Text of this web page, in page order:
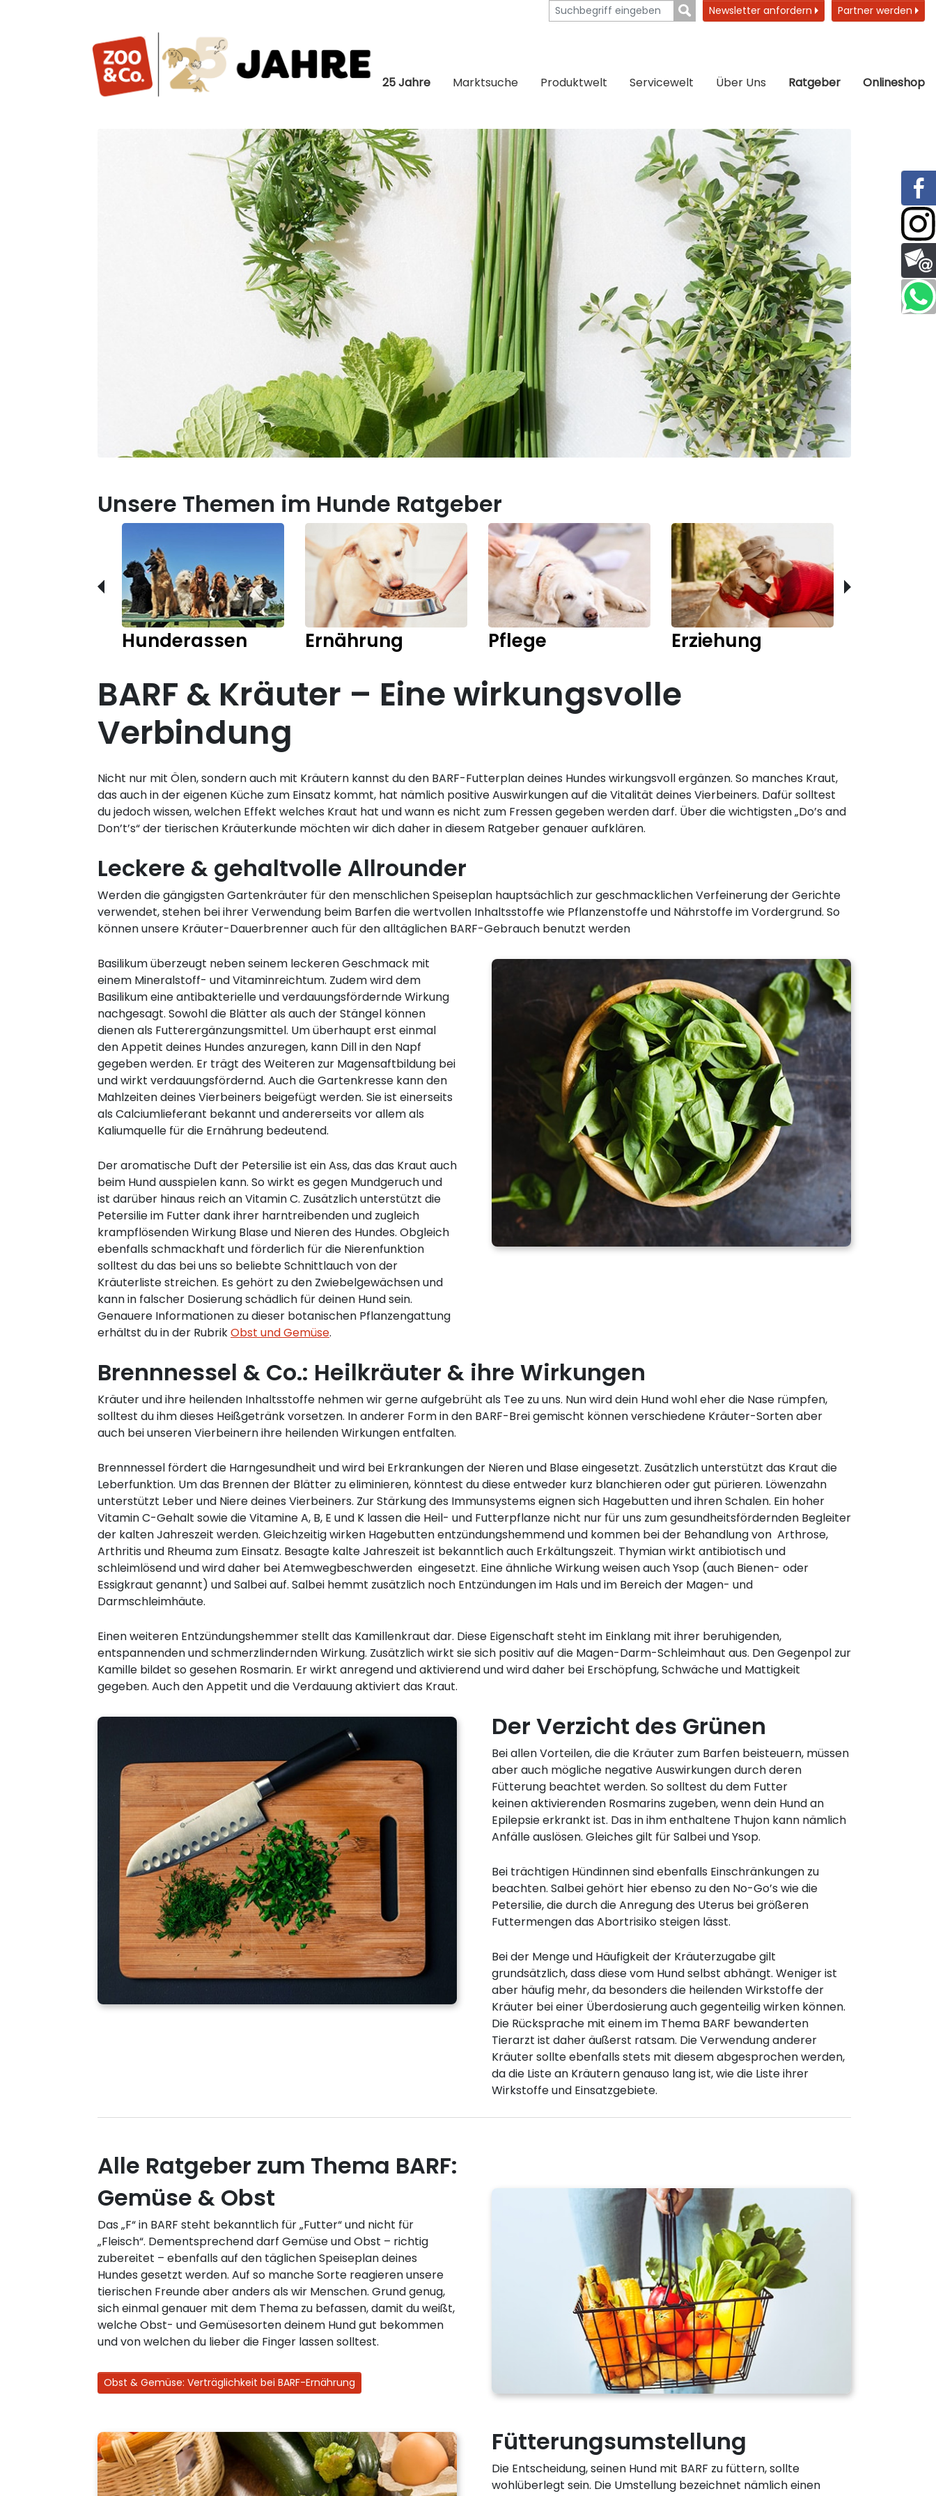
Newsletter anfordern Partner werden
25 Jahre Marktsuche Produktwelt Servicewelt Über Uns Ratgeber Onlineshop
Unsere Themen im Hunde Ratgeber
Hunderassen Ernährung Pflege Erziehung
BARF & Kräuter – Eine wirkungsvolle
Verbindung
Nicht nur mit Ölen, sondern auch mit Kräutern kannst du den BARF-Futterplan deines Hundes wirkungsvoll ergänzen. So manches Kraut,
das auch in der eigenen Küche zum Einsatz kommt, hat nämlich positive Auswirkungen auf die Vitalität deines Vierbeiners. Dafür solltest
du jedoch wissen, welchen Effekt welches Kraut hat und wann es nicht zum Fressen gegeben werden darf. Über die wichtigsten „Do’s and
Don’t’s“ der tierischen Kräuterkunde möchten wir dich daher in diesem Ratgeber genauer aufklären.
Leckere & gehaltvolle Allrounder
Werden die gängigsten Gartenkräuter für den menschlichen Speiseplan hauptsächlich zur geschmacklichen Verfeinerung der Gerichte
verwendet, stehen bei ihrer Verwendung beim Barfen die wertvollen Inhaltsstoffe wie Pflanzenstoffe und Nährstoffe im Vordergrund. So
können unsere Kräuter-Dauerbrenner auch für den alltäglichen BARF-Gebrauch benutzt werden
Basilikum überzeugt neben seinem leckeren Geschmack mit
einem Mineralstoff- und Vitaminreichtum. Zudem wird dem
Basilikum eine antibakterielle und verdauungsfördernde Wirkung
nachgesagt. Sowohl die Blätter als auch der Stängel können
dienen als Futterergänzungsmittel. Um überhaupt erst einmal
den Appetit deines Hundes anzuregen, kann Dill in den Napf
gegeben werden. Er trägt des Weiteren zur Magensaftbildung bei
und wirkt verdauungsfördernd. Auch die Gartenkresse kann den
Mahlzeiten deines Vierbeiners beigefügt werden. Sie ist einerseits
als Calciumlieferant bekannt und andererseits vor allem als
Kaliumquelle für die Ernährung bedeutend.
Der aromatische Duft der Petersilie ist ein Ass, das das Kraut auch
beim Hund ausspielen kann. So wirkt es gegen Mundgeruch und
ist darüber hinaus reich an Vitamin C. Zusätzlich unterstützt die
Petersilie im Futter dank ihrer harntreibenden und zugleich
krampflösenden Wirkung Blase und Nieren des Hundes. Obgleich
ebenfalls schmackhaft und förderlich für die Nierenfunktion
solltest du das bei uns so beliebte Schnittlauch von der
Kräuterliste streichen. Es gehört zu den Zwiebelgewächsen und
kann in falscher Dosierung schädlich für deinen Hund sein.
Genauere Informationen zu dieser botanischen Pflanzengattung
erhältst du in der RubrikObst und Gemüse.
Brennnessel & Co.: Heilkräuter & ihre Wirkungen
Kräuter und ihre heilenden Inhaltsstoffe nehmen wir gerne aufgebrüht als Tee zu uns. Nun wird dein Hund wohl eher die Nase rümpfen,
solltest du ihm dieses Heißgetränk vorsetzen. In anderer Form in den BARF-Brei gemischt können verschiedene Kräuter-Sorten aber
auch bei unseren Vierbeinern ihre heilenden Wirkungen entfalten.
Brennnessel fördert die Harngesundheit und wird bei Erkrankungen der Nieren und Blase eingesetzt. Zusätzlich unterstützt das Kraut die
Leberfunktion. Um das Brennen der Blätter zu eliminieren, könntest du diese entweder kurz blanchieren oder gut pürieren. Löwenzahn
unterstützt Leber und Niere deines Vierbeiners. Zur Stärkung des Immunsystems eignen sich Hagebutten und ihren Schalen. Ein hoher
Vitamin C-Gehalt sowie die Vitamine A, B, E und K lassen die Heil- und Futterpflanze nicht nur für uns zum gesundheitsfördernden Begleiter
der kalten Jahreszeit werden. Gleichzeitig wirken Hagebutten entzündungshemmend und kommen bei der Behandlung von Arthrose,
Arthritis und Rheuma zum Einsatz. Besagte kalte Jahreszeit ist bekanntlich auch Erkältungszeit. Thymian wirkt antibiotisch und
schleimlösend und wird daher bei Atemwegbeschwerden eingesetzt. Eine ähnliche Wirkung weisen auch Ysop (auch Bienen- oder
Essigkraut genannt) und Salbei auf. Salbei hemmt zusätzlich noch Entzündungen im Hals und im Bereich der Magen- und
Darmschleimhäute.
Einen weiteren Entzündungshemmer stellt das Kamillenkraut dar. Diese Eigenschaft steht im Einklang mit ihrer beruhigenden,
entspannenden und schmerzlindernden Wirkung. Zusätzlich wirkt sie sich positiv auf die Magen-Darm-Schleimhaut aus. Den Gegenpol zur
Kamille bildet so gesehen Rosmarin. Er wirkt anregend und aktivierend und wird daher bei Erschöpfung, Schwäche und Mattigkeit
gegeben. Auch den Appetit und die Verdauung aktiviert das Kraut.
Der Verzicht des Grünen
Bei allen Vorteilen, die die Kräuter zum Barfen beisteuern, müssen
aber auch mögliche negative Auswirkungen durch deren
Fütterung beachtet werden. So solltest du dem Futter
keinen aktivierenden Rosmarins zugeben, wenn dein Hund an
Epilepsie erkrankt ist. Das in ihm enthaltene Thujon kann nämlich
Anfälle auslösen. Gleiches gilt für Salbei und Ysop.
Bei trächtigen Hündinnen sind ebenfalls Einschränkungen zu
beachten. Salbei gehört hier ebenso zu den No-Go’s wie die
Petersilie, die durch die Anregung des Uterus bei größeren
Futtermengen das Abortrisiko steigen lässt.
Bei der Menge und Häufigkeit der Kräuterzugabe gilt
grundsätzlich, dass diese vom Hund selbst abhängt. Weniger ist
aber häufig mehr, da besonders die heilenden Wirkstoffe der
Kräuter bei einer Überdosierung auch gegenteilig wirken können.
Die Rücksprache mit einem im Thema BARF bewanderten
Tierarzt ist daher äußerst ratsam. Die Verwendung anderer
Kräuter sollte ebenfalls stets mit diesem abgesprochen werden,
da die Liste an Kräutern genauso lang ist, wie die Liste ihrer
Wirkstoffe und Einsatzgebiete.
Alle Ratgeber zum Thema BARF:
Gemüse & Obst
Das „F“ in BARF steht bekanntlich für „Futter“ und nicht für
„Fleisch“. Dementsprechend darf Gemüse und Obst – richtig
zubereitet – ebenfalls auf den täglichen Speiseplan deines
Hundes gesetzt werden. Auf so manche Sorte reagieren unsere
tierischen Freunde aber anders als wir Menschen. Grund genug,
sich einmal genauer mit dem Thema zu befassen, damit du weißt,
welche Obst- und Gemüsesorten deinem Hund gut bekommen
und von welchen du lieber die Finger lassen solltest.
Obst & Gemüse: Verträglichkeit bei BARF-Ernährung
Fütterungsumstellung
Die Entscheidung, seinen Hund mit BARF zu füttern, sollte
wohlüberlegt sein. Die Umstellung bezeichnet nämlich einen